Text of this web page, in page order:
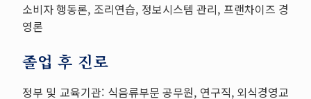
소비자 행동론, 조리연습, 정보시스템 관리, 프랜차이즈 경
영론
졸업 후 진로
정부 및 교육기관: 식음류부문 공무원, 연구직, 외식경영교